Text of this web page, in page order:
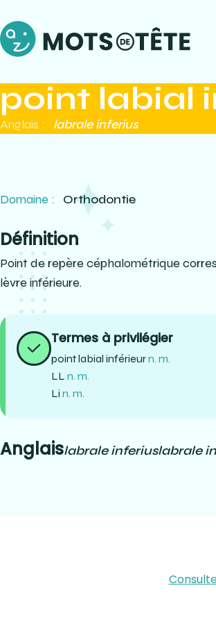
point labial
Anglais : labrale inferius
Domaine : Orthodontie
Définition
Point de repère céphalométrique
lèvre inférieure.
Termes à privilégier
point labial inférieurn. m.
LL n. m.
Li n. m.
Anglaislabrale inferiuslabrale